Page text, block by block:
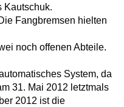
Kautschuk.
Fangbremsen hielten
noch offenen Abteile.
System, da
31. Mai 2012 letztmals
2012 ist die